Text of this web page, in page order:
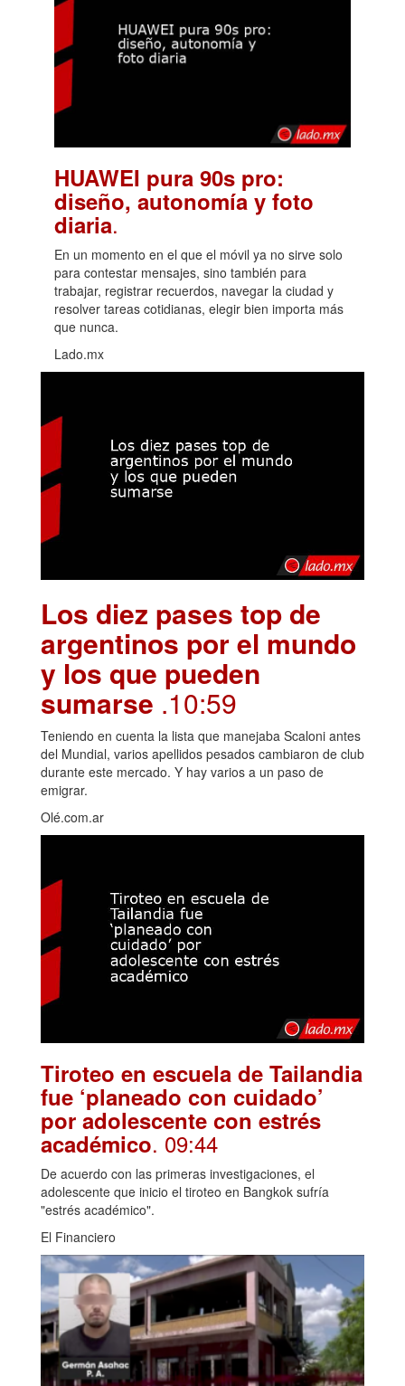
HUAWEI pura 90s pro:
diseño, autonomía y foto
diaria.
En un momento en el que el móvil ya no sirve solo
para contestar mensajes, sino también para
trabajar, registrar recuerdos, navegar la ciudad y
resolver tareas cotidianas, elegir bien importa más
que nunca.
Lado.mx
Los diez pases top de
argentinos por el mundo
y los que pueden
sumarse .10:59
Teniendo en cuenta la lista que manejaba Scaloni antes
del Mundial, varios apellidos pesados cambiaron de club
durante este mercado. Y hay varios a un paso de
emigrar.
Olé.com.ar
Tiroteo en escuela de Tailandia
fue ‘planeado con cuidado’
por adolescente con estrés
académico. 09:44
De acuerdo con las primeras investigaciones, el
adolescente que inicio el tiroteo en Bangkok sufría
"estrés académico".
El Financiero